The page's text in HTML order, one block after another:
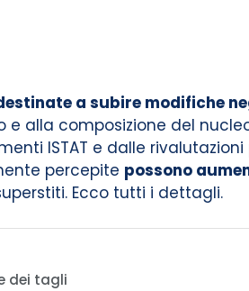
a subire modifiche
alla composizione del
ISTAT e dalle
percepite possono
Ecco tutti i dettagli.
dei tagli